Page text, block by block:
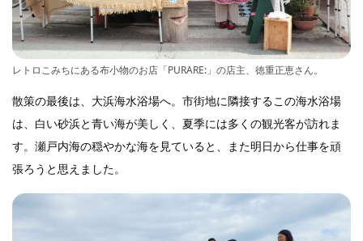
レトロこみちにある布小物のお店「PURARE:」の店主、徳重正恵さん。
散策の最後は、大浜海水浴場へ。市街地に隣接するこの海水浴場
は、白い砂浜と青い海が美しく、夏季には多くの観光客が訪れま
す。瀬戸内海の穏やかな海を見ていると、また明日から仕事を頑
張ろうと思えました。